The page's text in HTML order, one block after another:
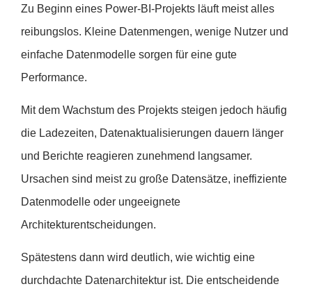
Zu Beginn eines Power-BI-Projekts läuft meist alles
reibungslos. Kleine Datenmengen, wenige Nutzer und
einfache Datenmodelle sorgen für eine gute
Performance.
Mit dem Wachstum des Projekts steigen jedoch häufig
die Ladezeiten, Datenaktualisierungen dauern länger
und Berichte reagieren zunehmend langsamer.
Ursachen sind meist zu große Datensätze, ineffiziente
Datenmodelle oder ungeeignete
Architekturentscheidungen.
Spätestens dann wird deutlich, wie wichtig eine
durchdachte Datenarchitektur ist. Die entscheidende